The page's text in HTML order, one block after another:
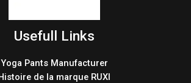
Usefull Links
Yoga Pants Manufacturer
de la marque RUXI